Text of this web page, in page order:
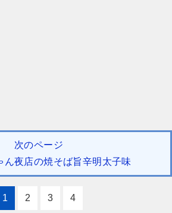
次のページ
ん夜店の焼そば旨辛明太子味
1 2 3 4